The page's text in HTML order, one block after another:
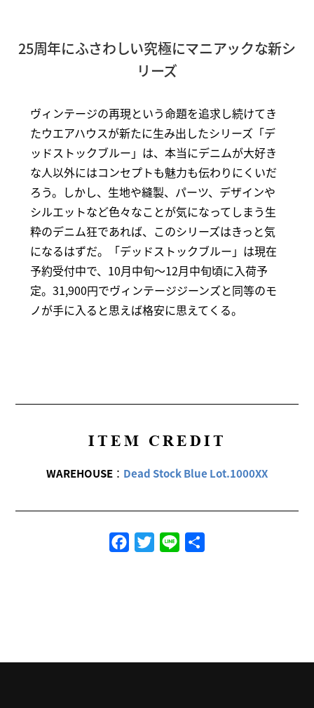
25周年にふさわしい究極にマニアックな新シ
リーズ
ヴィンテージの再現という命題を追求し続けてき
たウエアハウスが新たに生み出したシリーズ「デ
ッドストックブルー」は、本当にデニムが大好き
な人以外にはコンセプトも魅力も伝わりにくいだ
ろう。しかし、生地や縫製、パーツ、デザインや
シルエットなど色々なことが気になってしまう生
粋のデニム狂であれば、このシリーズはきっと気
になるはずだ。「デッドストックブルー」は現在
予約受付中で、10月中旬～12月中旬頃に入荷予
定。31,900円でヴィンテージジーンズと同等のモ
ノが手に入ると思えば格安に思えてくる。
ITEM CREDIT
WAREHOUSE： Dead Stock Blue Lot.1000XX
FacebookTwitterLine